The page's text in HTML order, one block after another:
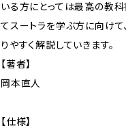
いる方にとっては最高の教科
てスートラを学ぶ方に向け
りやすく解説していきます。
【著者】
岡本直人
【仕様】